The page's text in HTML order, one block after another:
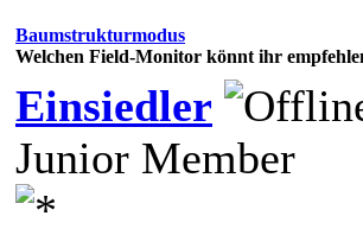
Baumstrukturmodus
Welchen Field-Monitor könnt ihr
Einsiedler
Junior Member